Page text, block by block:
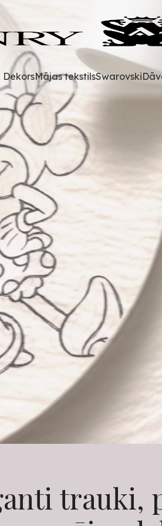
Mājas tekstilsSwarovski
trauki,